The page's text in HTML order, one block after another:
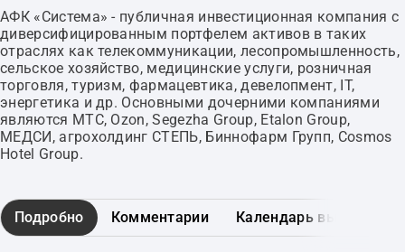
АФК «Система» - публичная инвестиционная компания с
диверсифицированным портфелем активов в таких
отраслях как телекоммуникации, лесопромышленность,
сельское хозяйство, медицинские услуги, розничная
торговля, туризм, фармацевтика, девелопмент, IT,
энергетика и др. Основными дочерними компаниями
являются МТС, Ozon, Segezha Group, Etalon Group,
МЕДСИ, агрохолдинг СТЕПЬ, Биннофарм Групп, Cosmos
Hotel Group.
Подробно Комментарии Календарь выплат